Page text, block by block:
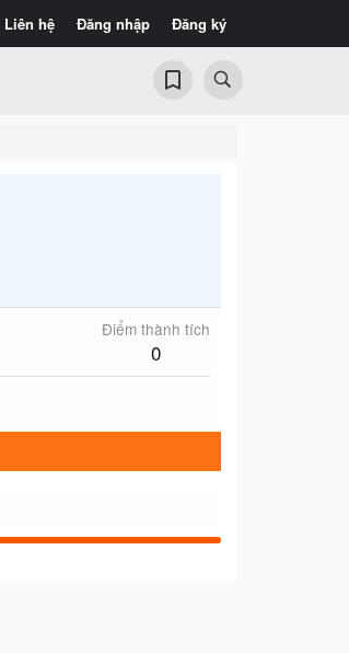
Liên hệ Đăng nhập Đăng ký
Điểm thành tích
0